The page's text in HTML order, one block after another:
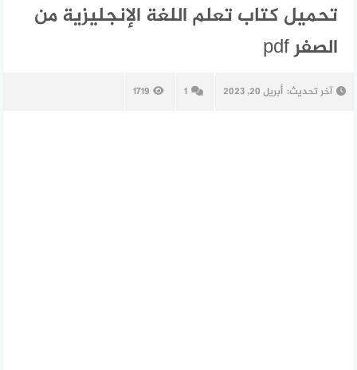
تحميل كتاب تعلم اللغة الإنجليزية من
الصفر pdf
آخر تحديث: أبريل 20, 2023 1
1719